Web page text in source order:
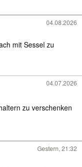
04.08.2026
mit Sessel zu
04.07.2026
zu verschenken
Gestern, 21:32